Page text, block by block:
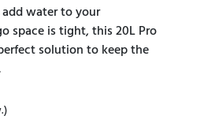
water to your
space is tight, this 20L Pro
solution to keep the